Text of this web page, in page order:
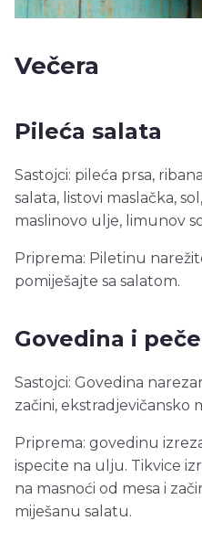
Večera
Pileća salata
Sastojci: pileća prsa,
salata, listovi maslačka,
maslinovo ulje, limunov
Priprema: Piletinu
pomiješajte sa salatom.
Govedina i
Sastojci: Govedina
začini, ekstradjevičansko
Priprema: govedinu
ispecite na ulju. Tikvice
na masnoći od mesa i
miješanu salatu.